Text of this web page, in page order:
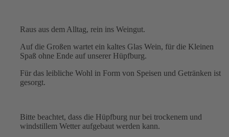
Raus aus dem Alltag, rein ins Weingut.
Auf die Großen wartet ein kaltes Glas Wein, für die Kleinen
Spaß ohne Ende auf unserer Hüpfburg.
Für das leibliche Wohl in Form von Speisen und Getränken ist
gesorgt.
Bitte beachtet, dass die Hüpfburg nur bei trockenem und
windstillem Wetter aufgebaut werden kann.